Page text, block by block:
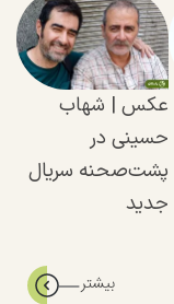
عکس | شهاب
حسینی در
پشت‌صحنه سریال
جدید